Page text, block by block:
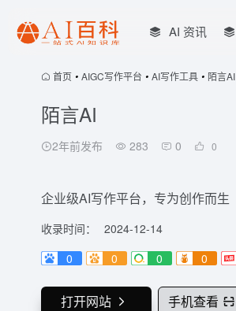
AI 资讯
首页 • AIGC写作平台 • AI写作工具 • 陌言AI
陌言AI
2年前发布 283 0 0
企业级AI写作平台，专为创作而生
收录时间：
2024-12-14
0
0 0 0
打开网站 手机查看